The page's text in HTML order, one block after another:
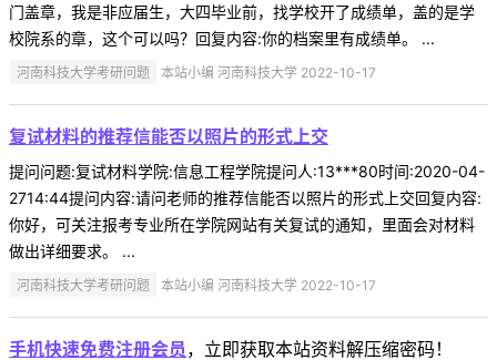
门盖章，我是非应届生，大四毕业前，找学校开了成绩单，盖的是学
校院系的章，这个可以吗？回复内容:你的档案里有成绩单。 ...
河南科技大学考研问题 本站小编 河南科技大学 2022-10-17
复试材料的推荐信能否以照片的形式上交
提问问题:复试材料学院:信息工程学院提问人:13***80时间:2020-04-
2714:44提问内容:请问老师的推荐信能否以照片的形式上交回复内容:
你好，可关注报考专业所在学院网站有关复试的通知，里面会对材料
做出详细要求。 ...
河南科技大学考研问题 本站小编 河南科技大学 2022-10-17
手机快速免费注册会员 ，立即获取本站资料解压缩密码！